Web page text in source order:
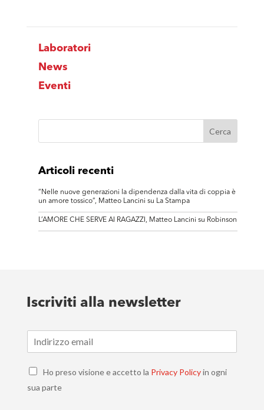
Laboratori
News
Eventi
Articoli recenti
“Nelle nuove generazioni la dipendenza dalla vita di coppia è
un amore tossico”, Matteo Lancini su La Stampa
L’AMORE CHE SERVE AI RAGAZZI, Matteo Lancini su Robinson
Iscriviti alla newsletter
m
*
C
e
Ho preso visione e accetto la Privacy Policyin ogni
sua parte